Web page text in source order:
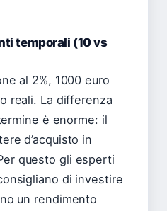
temporali (10 vs
al 2%, 1000 euro
reali. La differenza
è enorme: il
d’acquisto in
questo gli esperti
di investire
un rendimento